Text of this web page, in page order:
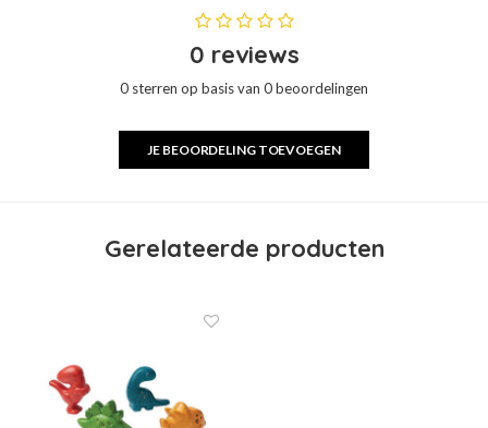
0 reviews
0 sterren op basis van 0 beoordelingen
JE BEOORDELING TOEVOEGEN
Gerelateerde producten